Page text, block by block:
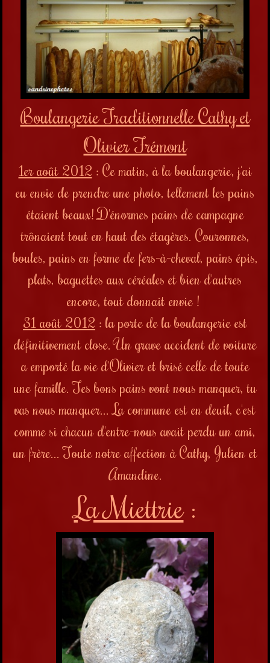
Boulangerie Traditionnelle Cathy et
Olivier Frémont
1er août 2012 : Ce matin, à la boulangerie, j'ai
eu envie de prendre une photo, tellement les pains
étaient beaux! D'énormes pains de campagne
trônaient tout en haut des étagères. Couronnes,
boules, pains en forme de fers-à-cheval, pains épis,
plats, baguettes aux céréales et bien d'autres
encore, tout donnait envie !
31 août 2012 : la porte de la boulangerie est
définitivement close. Un grave accident de voiture
a emporté la vie d'Olivier et brisé celle de toute
une famille. Tes bons pains vont nous manquer, tu
vas nous manquer... La commune est en deuil, c'est
comme si chacun d'entre-nous avait perdu un ami,
un frère... Toute notre affection à Cathy, Julien et
Amandine.
La Miettrie: